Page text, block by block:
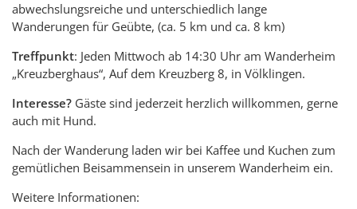
abwechslungsreiche und unterschiedlich lange
Wanderungen für Geübte, (ca. 5 km und ca. 8 km)
Treffpunkt: Jeden Mittwoch ab 14:30 Uhr am Wanderheim
„Kreuzberghaus“, Auf dem Kreuzberg 8, in Völklingen.
Interesse? Gäste sind jederzeit herzlich willkommen, gerne
auch mit Hund.
Nach der Wanderung laden wir bei Kaffee und Kuchen zum
gemütlichen Beisammensein in unserem Wanderheim ein.
Weitere Informationen: